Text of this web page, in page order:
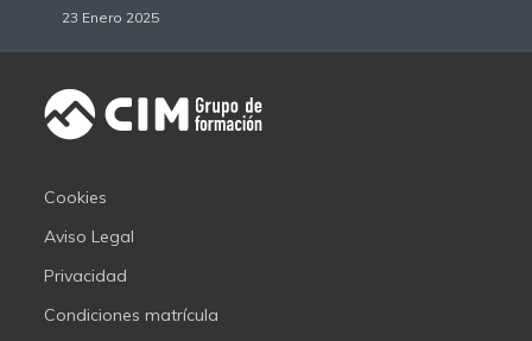
23 Enero 2025
Cookies
Aviso Legal
Privacidad
Condiciones matrícula